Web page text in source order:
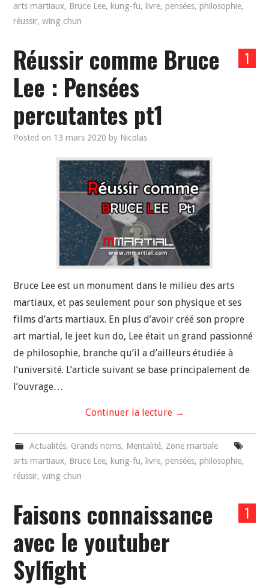
arts martiaux, Bruce Lee, kung-fu, livre,pensées,philosophie,
réussir,wing chun
1
Réussir comme Bruce
Lee : Pensées
percutantes pt1
Posted on 13 mars 2020 by Nicolas
Bruce Lee est un monument dans le milieu des arts
martiaux, et pas seulement pour son physique et ses
films d’arts martiaux. En plus d’avoir créé son propre
art martial, le jeet kun do, Lee était un grand passionné
de philosophie, branche qu’il a d’ailleurs étudiée à
l’université. L’article suivant se base principalement de
l’ouvrage…
Continuer la lecture →
Actualités, Grands noms, Mentalité, Zone martiale
arts martiaux, Bruce Lee, kung-fu, livre,pensées,philosophie,
réussir,wing chun
1
Faisons connaissance
avec le youtuber
Sylfight